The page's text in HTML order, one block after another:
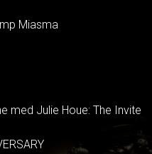
Miasma
med Julie Houe: The Invite